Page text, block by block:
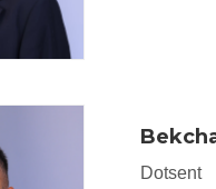
Dotsent